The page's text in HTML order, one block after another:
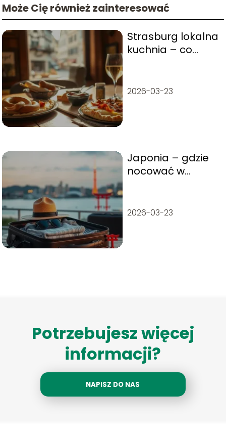
Może Cię również zainteresować
Strasburg lokalna
kuchnia – co
2026-03-23
Japonia – gdzie
nocować w
2026-03-23
Potrzebujesz więcej
informacji?
NAPISZ DO NAS